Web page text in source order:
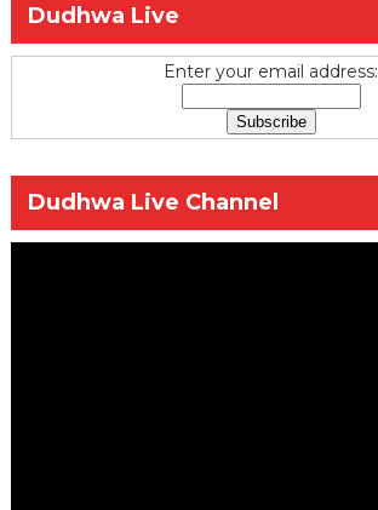
Dudhwa Live
Enter your email address:
Dudhwa Live Channel